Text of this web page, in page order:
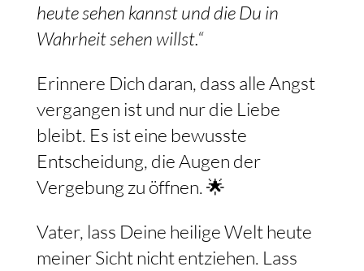
heute sehen kannst und die Du in
Wahrheit sehen willst.“
Erinnere Dich daran, dass alle Angst
vergangen ist und nur die Liebe
bleibt. Es ist eine bewusste
Entscheidung, die Augen der
Vergebung zu öffnen. 🌟
Vater, lass Deine heilige Welt heute
meiner Sicht nicht entziehen. Lass